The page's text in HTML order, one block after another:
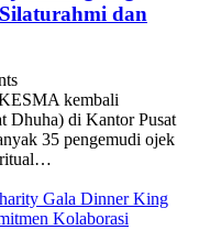
dan
kembali
Dhuha) di Kantor Pusat
35 pengemudi ojek